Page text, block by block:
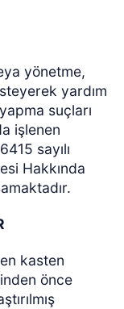
yönetme,
yardım
suçları
işlenen
sayılı
Hakkında
kasten
önce